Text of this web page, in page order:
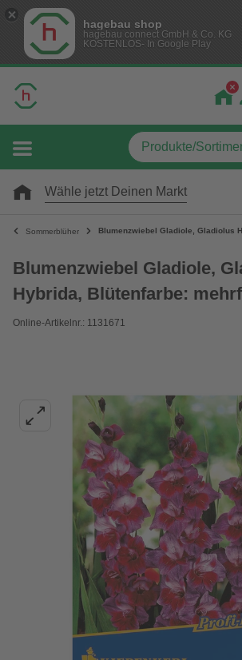
hagebau shop
hagebau connect GmbH & Co. KG
KOSTENLOS- In Google Play
Wähle jetzt Deinen Markt
Sommerblüher Blumenzwiebel Gladiole, Gladiolus
Blumenzwiebel Gladiole,
Hybrida, Blütenfarbe:
Online-Artikelnr.: 1131671